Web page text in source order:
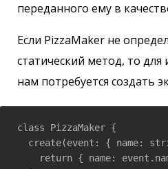
переданного ему в
Если PizzaMaker не
статический метод, то
нам потребуется создать
class PizzaMaker {
create(event: { name:
return { name: